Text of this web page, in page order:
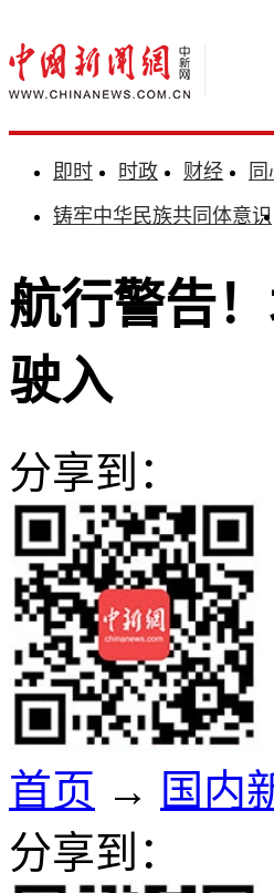
即时 时政 财经
铸牢中华民族共同体意识
航行警告
驶入
分享到：
首页 → 国内
分享到：